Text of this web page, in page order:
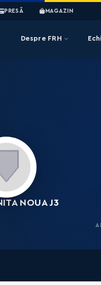
PRESĂ MAGAZIN
Despre FRH
NOUA J3